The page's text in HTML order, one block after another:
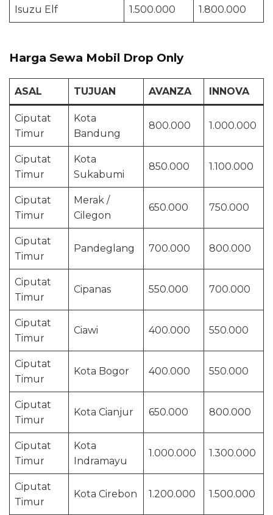
Isuzu Elf 1.500.000 1.800.000
Harga Sewa Mobil Drop Only
ASAL TUJUAN AVANZA INNOVA
Ciputat
Timur
Kota
Bandung
800.000 1.000.000
Ciputat
Timur
Kota
Sukabumi
850.000 1.100.000
Ciputat
Timur
Merak /
Cilegon
650.000 750.000
Ciputat
Timur
Pandeglang 700.000 800.000
Ciputat
Timur
Cipanas 550.000 700.000
Ciputat
Timur
Ciawi 400.000 550.000
Ciputat
Timur
Kota Bogor 400.000 550.000
Ciputat
Timur
Kota Cianjur 650.000 800.000
Ciputat
Timur
Kota
Indramayu
1.000.000 1.300.000
Ciputat
Timur
Kota Cirebon 1.200.000 1.500.000